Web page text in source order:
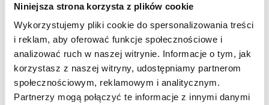
Niniejsza strona korzysta z plików cookie
Wykorzystujemy pliki cookie do spersonalizowania treści
i reklam, aby oferować funkcje społecznościowe i
analizować ruch w naszej witrynie. Informacje o tym, jak
korzystasz z naszej witryny, udostępniamy partnerom
społecznościowym, reklamowym i analitycznym.
Partnerzy mogą połączyć te informacje z innymi danymi
Szpilka
Profil tiktok Czerwona Szpilka
Profil youtube Czerwona
Szpilka
Kontakt